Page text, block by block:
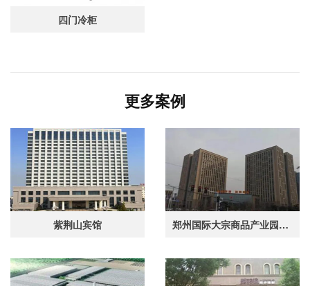
四门冷柜
更多案例
紫荆山宾馆 郑州国际大宗商品产业园职工食堂